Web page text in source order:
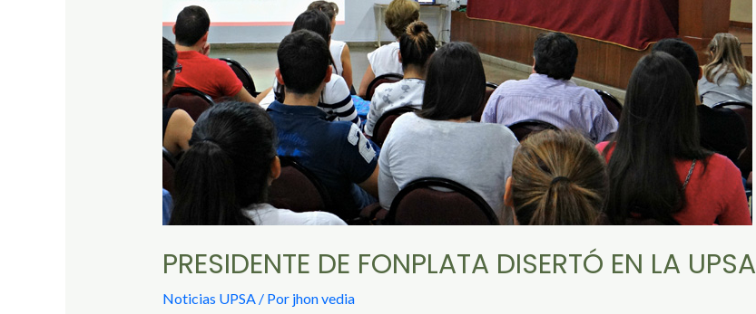
PRESIDENTE DE FONPLATA DISERTÓ EN LA UPSA
Noticias UPSA/ Por jhon vedia